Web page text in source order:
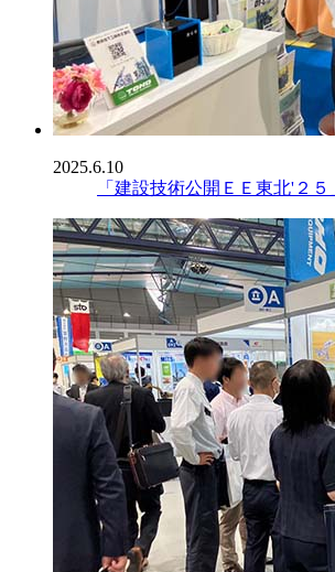
2025.6.10
「建設技術公開ＥＥ東北'２